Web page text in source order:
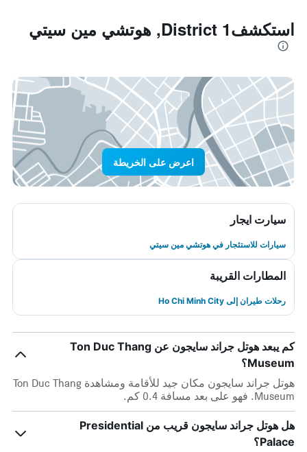
استكشفDistrict 1, هوتشي مين سيتي
اعرض على الخريطة
سيارت ايجار
سيارات للاستئجار في هوتشي مين سيتي
المطارات القريبة
رحلات طيران إلى Ho Chi Minh City
كم يبعد هوتل جراند سايجون عن Ton Duc Thang
Museum؟
هوتل جراند سايجون مكان جيد للأقامة ومشاهدة Ton Duc Thang
Museum. فهو على بعد مسافة 0.4 كم.
هل هوتل جراند سايجون قريب من Presidential
Palace؟